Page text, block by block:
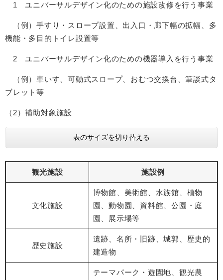
1 ユニバーサルデザイン化のための施設改修を行う事業
（例）手すり・スロープ設置、出入口・廊下幅の拡幅、多
機能・多目的トイレ設置等
2 ユニバーサルデザイン化のための機器導入を行う事業
（例）車いす、可動式スロープ、おむつ交換台、筆談式タ
ブレット等
（2）補助対象施設
表のサイズを切り替える
観光施設 施設例
文化施設
博物館、美術館、水族館、植物
園、動物園、資料館、公園・庭
園、展示場等
歴史施設
遺跡、名所・旧跡、城郭、歴史的
建造物
テーマパーク・遊園地、観光農